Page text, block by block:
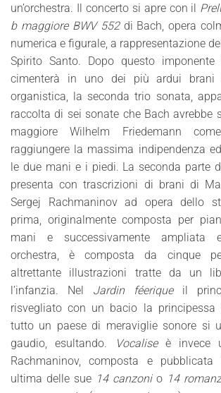
un’orchestra. Il concerto si apre con il
b maggiore BWV 552di Bach, opera
numerica e figurale, a rappresentazione
Spirito Santo. Dopo questo
cimenterà in uno dei più ardui brani
organistica, la seconda trio sonata,
raccolta di sei sonate che Bach avrebbe
maggiore Wilhelm Friedemann
raggiungere la massima indipendenza
le due mani e i piedi. La seconda parte
presenta con trascrizioni di brani di
Sergej Rachmaninov ad opera dello
prima, originalmente composta per
mani e successivamente ampliata
orchestra, è composta da cinque
altrettante illustrazioni tratte da un
l’infanzia. Nel Jardin féeriqueil
risvegliato con un bacio la principessa
tutto un paese di meraviglie sonore si
gaudio, esultando.
Vocaliseè invece
Rachmaninov, composta e
ultima delle sue 14 canzonio 14